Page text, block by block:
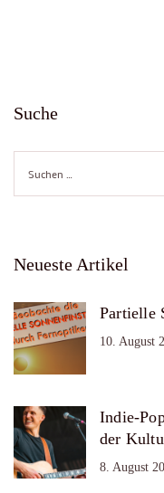
Suche
nach:
Neueste Artikel
Partielle
10. August
Indie-
der
8. August